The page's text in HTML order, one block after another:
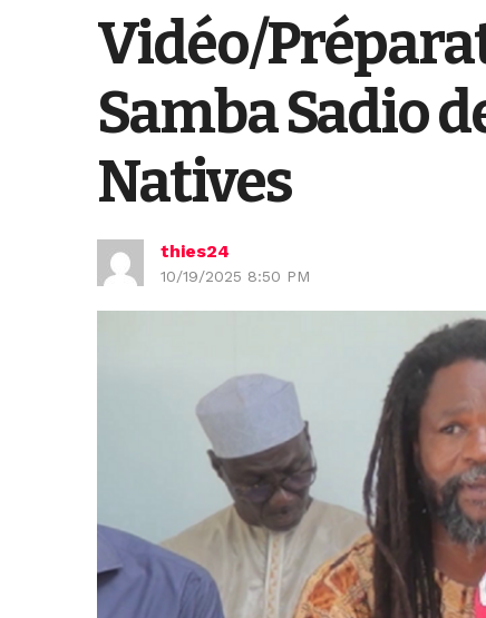
Vidéo/
Samba Sadio
Natives
thies24
10/19/2025 8:50 PM